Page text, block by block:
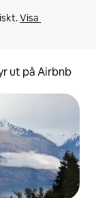
Visa
ut på Airbnb